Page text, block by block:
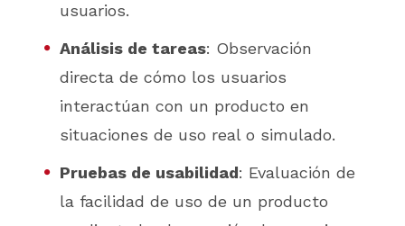
usuarios.
Análisis de tareas: Observación
directa de cómo los usuarios
interactúan con un producto en
situaciones de uso real o simulado.
Pruebas de usabilidad: Evaluación de
la facilidad de uso de un producto